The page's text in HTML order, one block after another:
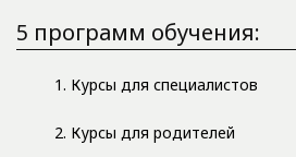
5 программ обучения:
1. Курсы для специалистов
2. Курсы для родителей